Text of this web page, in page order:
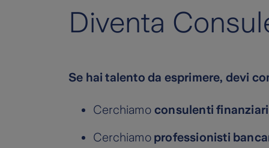
Diventa
Se hai talento da esprimere, devi
Cerchiamo consulenti finanziari
Cerchiamoprofessionisti